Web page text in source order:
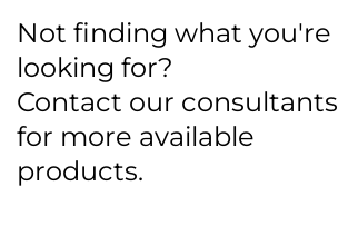
Not finding what you're
looking for?
Contact our consultants
for more available
products.